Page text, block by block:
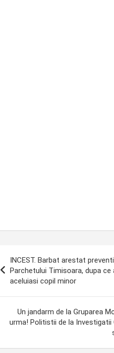
INCEST. Barbat arestat
Parchetului Timisoara, dupa
aceluiasi copil minor
Un jandarm de la Gruparea
urma! Politistii de la